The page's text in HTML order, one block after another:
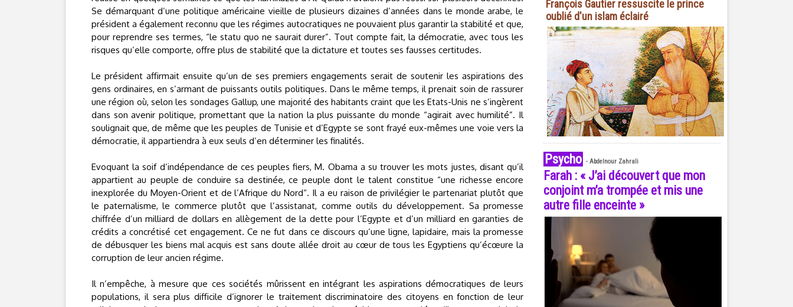
Se démarquant d’une politique américaine vieille de plusieurs dizaines d’années dans le monde arabe, le
président a également reconnu que les régimes autocratiques ne pouvaient plus garantir la stabilité et que,
pour reprendre ses termes, “le statu quo ne saurait durer”. Tout compte fait, la démocratie, avec tous les
risques qu’elle comporte, offre plus de stabilité que la dictature et toutes ses fausses certitudes.
Le président affirmait ensuite qu’un de ses premiers engagements serait de soutenir les aspirations des
gens ordinaires, en s’armant de puissants outils politiques. Dans le même temps, il prenait soin de rassurer
une région où, selon les sondages Gallup, une majorité des habitants craint que les Etats-Unis ne s’ingèrent
dans son avenir politique, promettant que la nation la plus puissante du monde “agirait avec humilité”. Il
soulignait que, de même que les peuples de Tunisie et d’Egypte se sont frayé eux-mêmes une voie vers la
démocratie, il appartiendra à eux seuls d’en déterminer les finalités.
Evoquant la soif d’indépendance de ces peuples fiers, M. Obama a su trouver les mots justes, disant qu’il
appartient au peuple de conduire sa destinée, ce peuple dont le talent constitue “une richesse encore
inexplorée du Moyen-Orient et de l’Afrique du Nord“. Il a eu raison de privilégier le partenariat plutôt que
le paternalisme, le commerce plutôt que l’assistanat, comme outils du développement. Sa promesse
chiffrée d’un milliard de dollars en allègement de la dette pour l’Egypte et d’un milliard en garanties de
crédits a concrétisé cet engagement. Ce ne fut dans ce discours qu’une ligne, lapidaire, mais la promesse
de débusquer les biens mal acquis est sans doute allée droit au cœur de tous les Egyptiens qu’écœure la
corruption de leur ancien régime.
Il n’empêche, à mesure que ces sociétés mûrissent en intégrant les aspirations démocratiques de leurs
populations, il sera plus difficile d’ignorer le traitement discriminatoire des citoyens en fonction de leur
François Gautier ressuscite le prince
oublié d'un islam éclairé
Psycho - Abdelnour Zahrali
Farah : « J’ai découvert que mon
conjoint m’a trompée et mis une
autre fille enceinte »